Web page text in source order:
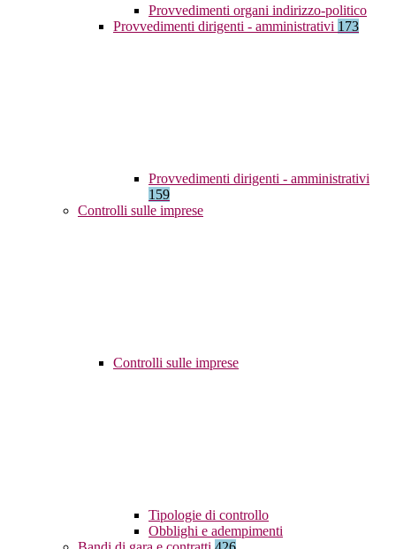
Provvedimenti organi indirizzo-politico
Provvedimenti dirigenti - amministrativi 173
Provvedimenti dirigenti - amministrativi
159
Controlli sulle imprese
Controlli sulle imprese
Tipologie di controllo
Obblighi e adempimenti